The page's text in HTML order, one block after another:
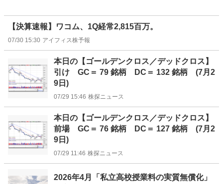
【決算速報】ワコム、1Q経常2,815百万。
07/30 15:30 アイフィス株予報
本日の【ゴールデンクロス／デッドクロス】
引け GC＝ 79 銘柄 DC＝ 132 銘柄 (7月2
9日)
07/29 15:46 株探ニュース
本日の【ゴールデンクロス／デッドクロス】
前場 GC＝ 76 銘柄 DC＝ 127 銘柄 (7月2
9日)
07/29 11:46 株探ニュース
2026年4月「私立高校授業料の実質無償化」